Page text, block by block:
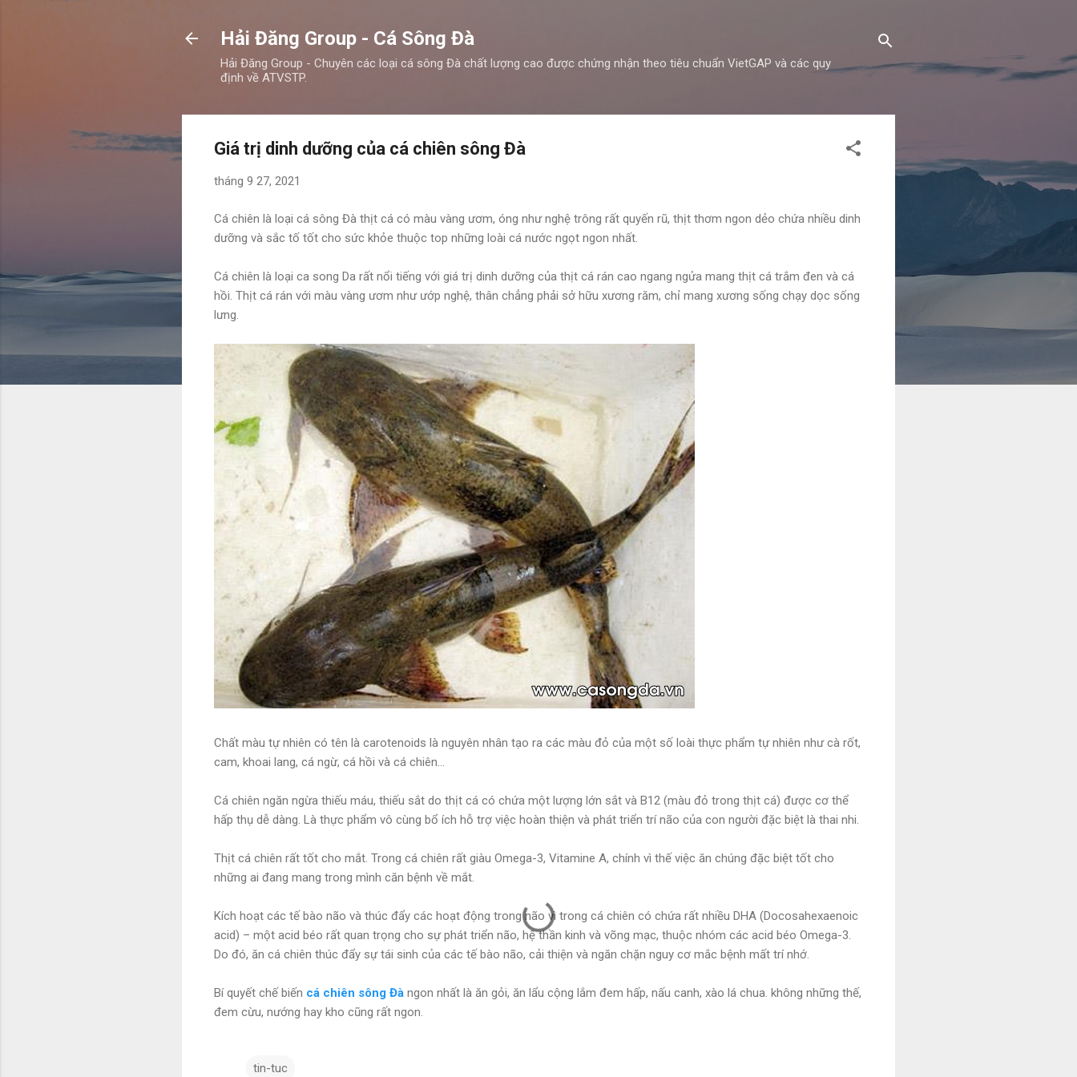
Hải Đăng Group - Cá Sông Đà
Hải Đăng Group - Chuyên các loại cá sông Đà chất lượng cao được chứng nhận theo tiêu chuẩn VietGAP và các quy
định về ATVSTP.
Giá trị dinh dưỡng của cá chiên sông Đà
tháng 9 27, 2021
Cá chiên là loại cá sông Đà thịt cá có màu vàng ươm, óng như nghệ trông rất quyến rũ, thịt thơm ngon dẻo chứa nhiều dinh
dưỡng và sắc tố tốt cho sức khỏe thuộc top những loài cá nước ngọt ngon nhất.
Cá chiên là loại ca song Da rất nổi tiếng với giá trị dinh dưỡng của thịt cá rán cao ngang ngửa mang thịt cá trắm đen và cá
hồi. Thịt cá rán với màu vàng ươm như ướp nghệ, thân chẳng phải sở hữu xương răm, chỉ mang xương sống chạy dọc sống
lưng.
Chất màu tự nhiên có tên là carotenoids là nguyên nhân tạo ra các màu đỏ của một số loài thực phẩm tự nhiên như cà rốt,
cam, khoai lang, cá ngừ, cá hồi và cá chiên...
Cá chiên ngăn ngừa thiếu máu, thiếu sắt do thịt cá có chứa một lượng lớn sắt và B12 (màu đỏ trong thịt cá) được cơ thể
hấp thụ dễ dàng. Là thực phẩm vô cùng bổ ích hỗ trợ việc hoàn thiện và phát triển trí não của con người đặc biệt là thai nhi.
Thịt cá chiên rất tốt cho mắt. Trong cá chiên rất giàu Omega-3, Vitamine A, chính vì thế việc ăn chúng đặc biệt tốt cho
những ai đang mang trong mình căn bệnh về mắt.
Kích hoạt các tế bào não và thúc đẩy các hoạt động trong não vì trong cá chiên có chứa rất nhiều DHA (Docosahexaenoic
acid) – một acid béo rất quan trọng cho sự phát triển não, hệ thần kinh và võng mạc, thuộc nhóm các acid béo Omega-3.
Do đó, ăn cá chiên thúc đẩy sự tái sinh của các tế bào não, cải thiện và ngăn chặn nguy cơ mắc bệnh mất trí nhớ.
Bí quyết chế biến cá chiên sông Đà ngon nhất là ăn gỏi, ăn lẩu cộng lắm đem hấp, nấu canh, xào lá chua. không những thế,
đem cừu, nướng hay kho cũng rất ngon.
tin-tuc